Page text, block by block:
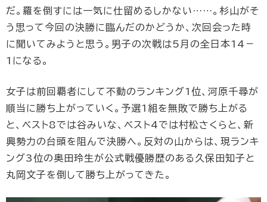
だ。羅を倒すには一気に仕留めるしかない……。杉山がそ
う思って今回の決勝に臨んだのかどうか、次回会った時
に聞いてみようと思う。男子の次戦は5月の全日本14－
1になる。
女子は前回覇者にして不動のランキング1位、河原千尋が
順当に勝ち上がっていく。予選1組を無敗で勝ち上がる
と、ベスト8では谷みいな、ベスト4では村松さくらと、新
興勢力の台頭を阻んで決勝へ。反対の山からは、現ランキ
ング3位の奥田玲生が公式戦優勝歴のある久保田知子と
丸岡文子を倒して勝ち上がってきた。